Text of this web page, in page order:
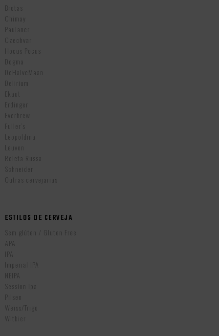
Brotas
Chimay
Paulaner
Czechvar
Hocus Pocus
Dogma
DeHalveMaan
Delirium
Ekaut
Erdinger
Everbrew
Fuller’s
Leopoldina
Leuven
Roleta Russa
Schneider
Outras cervejarias
ESTILOS DE CERVEJA
Sem glúten / Gluten Free
APA
IPA
Imperial IPA
NEIPA
Session Ipa
Pilsen
Weiss/Trigo
Witbier